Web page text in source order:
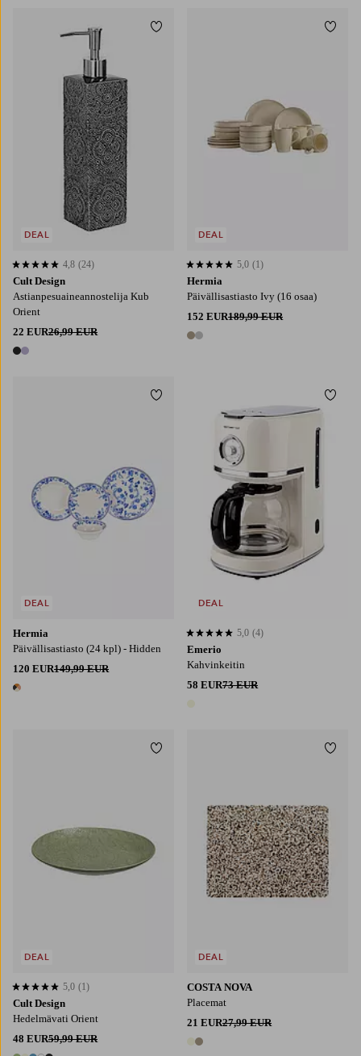
Cult Design
Astianpesuaineannostelija Kub
Orient
22 EUR26,99 EUR
2 värejä
4,8 perustuen 24 arvosanaan
4,8 (24)
DEAL
Lisää suosikkeihin
Hermia
Päivällisastiasto Ivy (16 osaa)
152 EUR189,99 EUR
2 värejä
5,0 perustuen 1 arvosanaan
5,0 (1)
DEAL
Hermia
Päivällisastiasto (24 kpl) - Hidden
120 EUR149,99 EUR
1 väri
DEAL
Lisää suosikkeihin
Emerio
Kahvinkeitin
58 EUR73 EUR
5,0 perustuen 4 arvosanaan
5,0 (4)
DEAL
Cult Design
Hedelmävati Orient
48 EUR59,99 EUR
5,0 perustuen 1 arvosanaan
5,0 (1)
DEAL
Lisää suosikkeihin
COSTA NOVA
Placemat
21 EUR27,99 EUR
2 värejä
DEAL